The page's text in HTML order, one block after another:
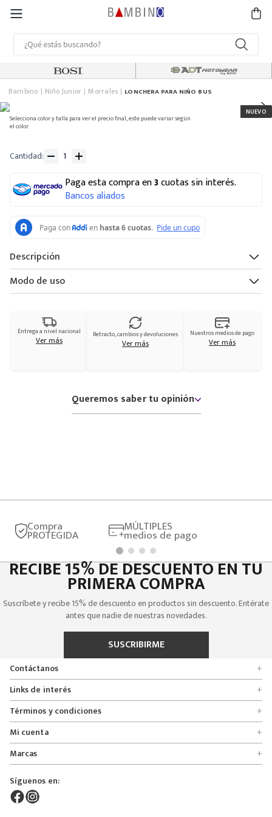
Bambino Niño Junior Morrales LONCHERA PARA NIÑO BUS
Selecciona color y talla para ver el precio final, este puede variar según
el color.
Cantidad
Paga esta compra en3cuotas sin interés.
Bancos aliados
Descripción
Modo de uso
Entrega a nivel nacional
Ver más Retracto, cambios y devoluciones
Ver más
Nuestros medios de pago
Ver más
Queremos saber tu opinión
Compra
PROTEGIDA
MÚLTIPLES
medios de pago
RECIBE 15% DE DESCUENTO EN TU
PRIMERA COMPRA
Suscríbete y recibe 15% de descuento en productos sin descuento. Entérate
antes que nadie de nuestras novedades.
SUSCRIBIRME
Contáctanos
+
Encuentra tu tienda
Formulario de solicitudes
Servicio al cliente
Línea nacional 01 8000 112674
Bogotá 6767876
Calle 164# 21 - 53, Bogotá, Colombia
servicioalcliente@mybosi.com
NIT: 860.520.243-4
Links de interés +
Quienes somos
Políticas de entrega, cambio y devolución
Políticas de privacidad
Preguntas frecuentes
Glosario
Derecho de retracto
Superintendencia de instrudria y comercio
Términos y condiciones +
Promociones
Crédito Addi
Bono regalo
Mi cuenta +
Rastrear mi pedido
Lista de deseos
Pedidos
Marcas +
Bosi
Bambino
ADT Motowear
Síguenos en: